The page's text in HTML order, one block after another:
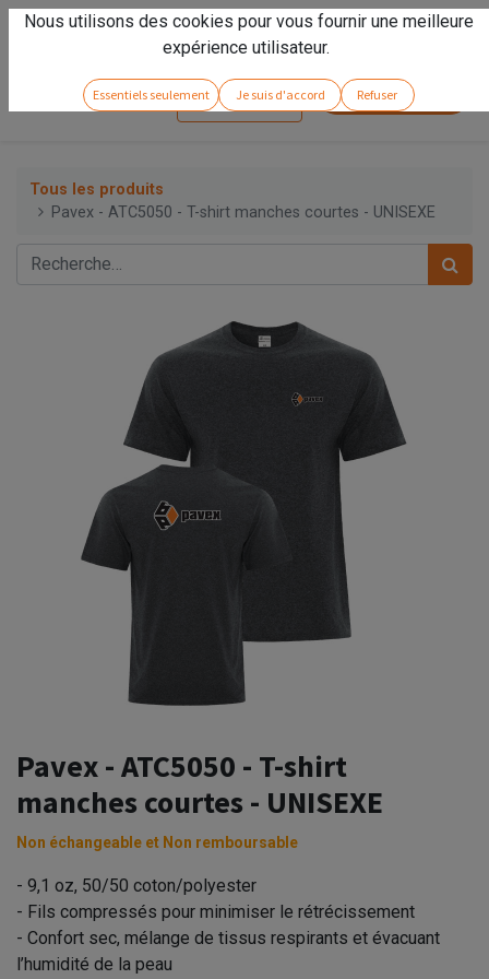
Vivez l'expérienceArseno!
Se connecter Service client
Tous les produits
Pavex - ATC5050 - T-shirt manches courtes - UNISEXE
Pavex - ATC5050 - T-shirt
manches courtes - UNISEXE
Non échangeable et Non remboursable
- 9,1 oz, 50/50 coton/polyester
- Fils compressés pour minimiser le rétrécissement
- Confort sec, mélange de tissus respirants et évacuant
l’humidité de la peau
Nous utilisons des cookies pour vous fournir une meilleure
expérience utilisateur.
Essentiels seulement Je suis d'accord Refuser